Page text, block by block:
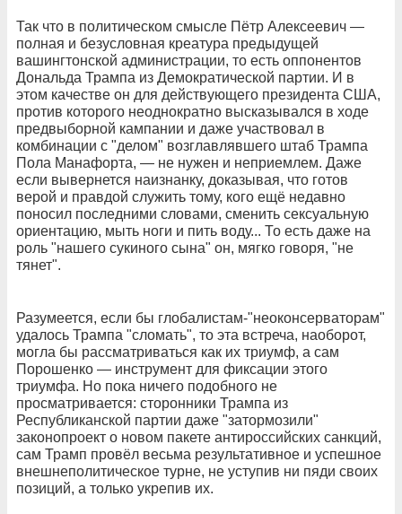
Так что в политическом смысле Пётр Алексеевич —
полная и безусловная креатура предыдущей
вашингтонской администрации, то есть оппонентов
Дональда Трампа из Демократической партии. И в
этом качестве он для действующего президента США,
против которого неоднократно высказывался в ходе
предвыборной кампании и даже участвовал в
комбинации с "делом" возглавлявшего штаб Трампа
Пола Манафорта, — не нужен и неприемлем. Даже
если вывернется наизнанку, доказывая, что готов
верой и правдой служить тому, кого ещё недавно
поносил последними словами, сменить сексуальную
ориентацию, мыть ноги и пить воду... То есть даже на
роль "нашего сукиного сына" он, мягко говоря, "не
тянет".
Разумеется, если бы глобалистам-"неоконсерваторам"
удалось Трампа "сломать", то эта встреча, наоборот,
могла бы рассматриваться как их триумф, а сам
Порошенко — инструмент для фиксации этого
триумфа. Но пока ничего подобного не
просматривается: сторонники Трампа из
Республиканской партии даже "затормозили"
законопроект о новом пакете антироссийских санкций,
сам Трамп провёл весьма результативное и успешное
внешнеполитическое турне, не уступив ни пяди своих
позиций, а только укрепив их.